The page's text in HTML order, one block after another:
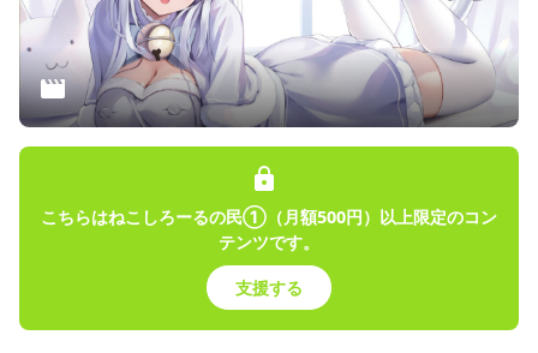
こちらはねこしろーるの民①（月額500円）以上限定のコン
テンツです。
支援する